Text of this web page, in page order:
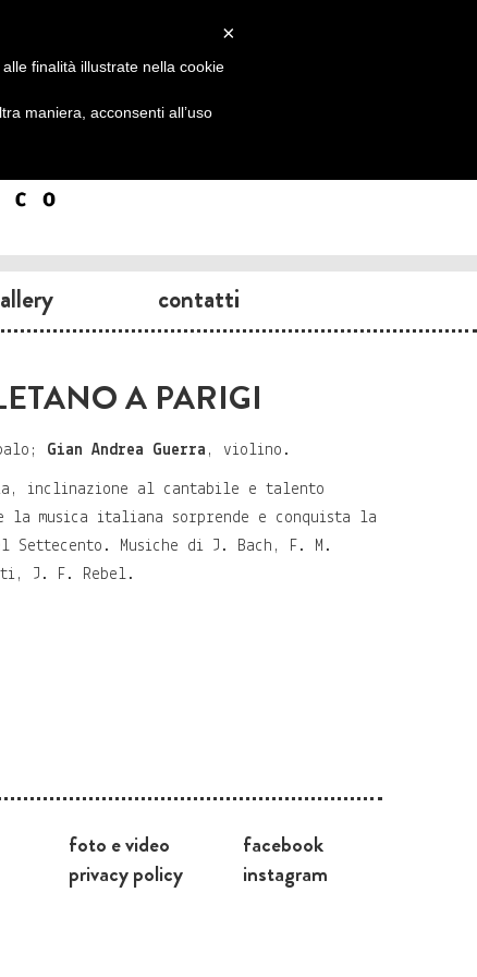
contatti
A PARIGI
Gian Andrea Guerra , violino.
inclinazione al cantabile e talento
la musica italiana sorprende e conquista la
Settecento. Musiche di J. Bach, F. M.
J. F. Rebel.
foto e video
privacy policy
facebook
instagram
×
finalità illustrate nella cookie
maniera, acconsenti all’uso